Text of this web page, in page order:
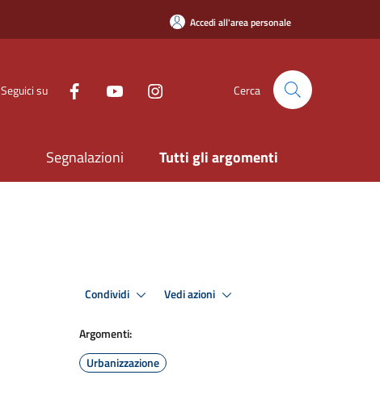
Accedi all'area personale
Seguici su Cerca
Segnalazioni Tutti gli argomenti
Condividi Vedi azioni
Argomenti:
Urbanizzazione